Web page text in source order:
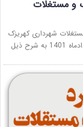
واحد املاک و مستغلات
شهرداری کهریزک